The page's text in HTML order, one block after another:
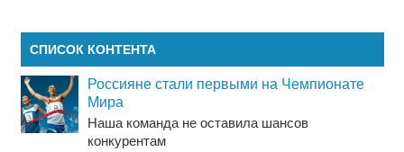
СПИСОК КОНТЕНТА
Россияне стали первыми на Чемпионате
Мира
Наша команда не оставила шансов
конкурентам